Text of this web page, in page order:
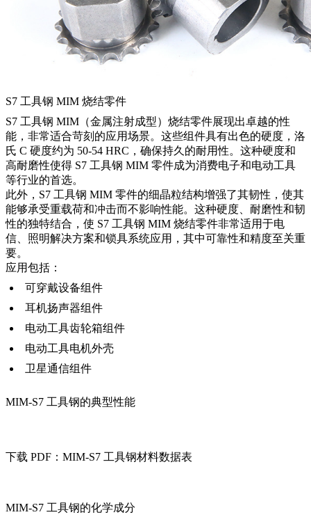
S7 工具钢 MIM 烧结零件
S7 工具钢 MIM（金属注射成型）烧结零件展现出卓越的性
能，非常适合苛刻的应用场景。这些组件具有出色的硬度，洛
氏 C 硬度约为 50-54 HRC，确保持久的耐用性。这种硬度和
高耐磨性使得 S7 工具钢 MIM 零件成为消费电子和电动工具
等行业的首选。
此外，S7 工具钢 MIM 零件的细晶粒结构增强了其韧性，使其
能够承受重载荷和冲击而不影响性能。这种硬度、耐磨性和韧
性的独特结合，使 S7 工具钢 MIM 烧结零件非常适用于电
信、照明解决方案和锁具系统应用，其中可靠性和精度至关重
要。
应用包括：
可穿戴设备组件
耳机扬声器组件
电动工具齿轮箱组件
电动工具电机外壳
卫星通信组件
MIM-S7 工具钢的典型性能
下载 PDF：MIM-S7 工具钢材料数据表
MIM-S7 工具钢的化学成分